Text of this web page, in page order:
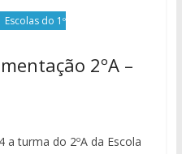
Escolas do 1º
2ºA –
a turma do 2ºA da Escola